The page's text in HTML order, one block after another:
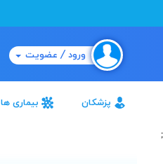
ورود / عضویت
پزشکان بیماری ها
;